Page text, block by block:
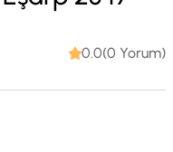
0.0(0 Yorum)